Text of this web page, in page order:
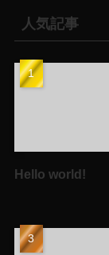
人気記事
Hello world!